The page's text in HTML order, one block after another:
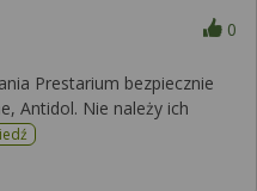
0
Prestarium bezpiecznie
Antidol. Nie należy ich